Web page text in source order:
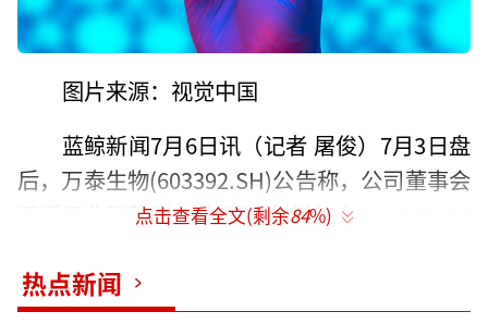
图片来源：视觉中国
蓝鲸新闻7月6日讯（记者 屠俊）7月3日盘
后，万泰生物(603392.SH)公告称，公司董事会
于近日收到董事、总经理姜植铭（JIANG ZHIM
辞去公司董事、总经理及董事会专门委员会相
点击查看全文(剩余84%)
热点新闻